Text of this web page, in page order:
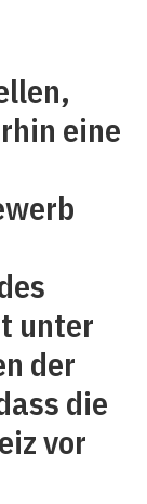
eine
unter
der
die
vor